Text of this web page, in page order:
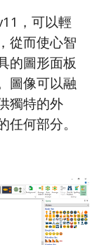
，可以輕
從而使心智
的圖形面板
圖像可以融
獨特的外
何部分。